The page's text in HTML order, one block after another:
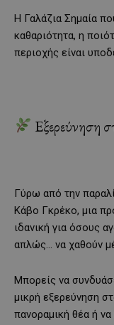
Η Γαλάζια Σημαία
καθαριότητα, η
περιοχής είναι
Εξερεύνηση
Γύρω από την
Κάβο Γκρέκο, μια
ιδανική για όσους
απλώς… να χαθούν
Μπορείς να
μικρή εξερεύνηση
πανοραμική θέα ή να